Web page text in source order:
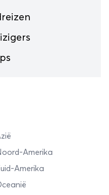
Amerika
Amerika